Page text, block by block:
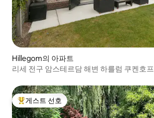
Hillegom의 아파트
리세 전구 암스테르담 해변 하를럼 쿠켄호프
상위 게스트 선호
게스트 선호